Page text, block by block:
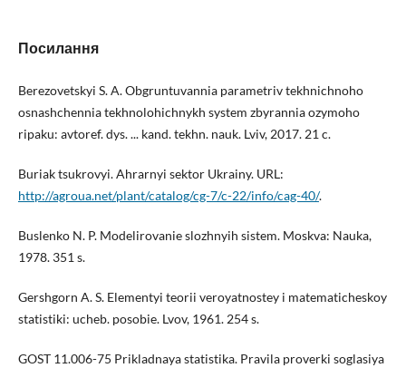
Посилання
Berezovetskyi S. A. Obgruntuvannia parametriv tekhnichnoho
osnashchennia tekhnolohichnykh system zbyrannia ozymoho
ripaku: avtoref. dys. ... kand. tekhn. nauk. Lviv, 2017. 21 c.
Buriak tsukrovyi. Ahrarnyi sektor Ukrainy. URL:
http://agroua.net/plant/catalog/cg-7/c-22/info/cag-40/.
Buslenko N. P. Modelirovanie slozhnyih sistem. Moskva: Nauka,
1978. 351 s.
Gershgorn A. S. Elementyi teorii veroyatnostey i matematicheskoy
statistiki: ucheb. posobie. Lvov, 1961. 254 s.
GOST 11.006-75 Prikladnaya statistika. Pravila proverki soglasiya